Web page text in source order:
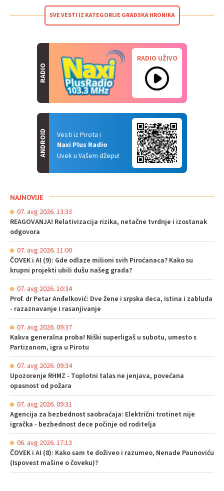
SVE VESTI IZ KATEGORIJE GRADSKA HRONIKA
RADIO
RADIO UŽIVO
Vesti iz Pirota i
Naxi Plus Radio
Uvek u Vašem džepu!
ANDROID
NAJNOVIJE
07. avg 2026. 13:33
REAGOVANJA! Relativizacija rizika, netačne tvrdnje i izostanak
odgovora
07. avg 2026. 11:00
ČOVEK i AI (9): Gde odlaze milioni svih Piroćanaca? Kako su
krupni projekti ubili dušu našeg grada?
07. avg 2026. 10:34
Prof. dr Petar Anđelković: Dve žene i srpska deca, istina i zabluda
- razaznavanje i rasanjivanje
07. avg 2026. 09:37
Kakva generalna proba! Niški superligaš u subotu, umesto s
Partizanom, igra u Pirotu
07. avg 2026. 09:34
Upozorenje RHMZ - Toplotni talas ne jenjava, povećana
opasnost od požara
07. avg 2026. 09:31
Agencija za bezbednost saobraćaja: Električni trotinet nije
igračka - bezbednost dece počinje od roditelja
06. avg 2026. 17:13
ČOVEK i AI (8): Kako sam te doživeo i razumeo, Nenade Paunoviću
(Ispovest mašine o čoveku)?